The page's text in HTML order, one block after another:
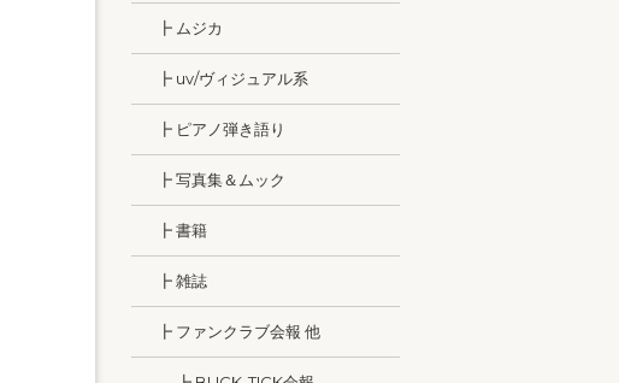
┣ ムジカ
┣ uv/ヴィジュアル系
┣ ピアノ弾き語り
┣ 写真集＆ムック
┣ 書籍
┣ 雑誌
┣ ファンクラブ会報 他